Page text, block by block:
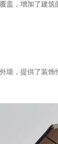
，增加了建筑
，提供了装饰